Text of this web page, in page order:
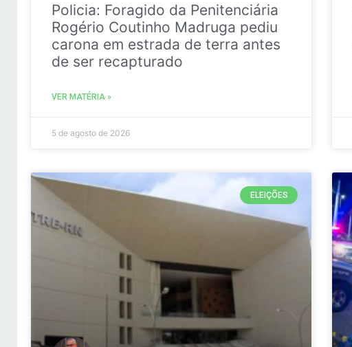
Policia: Foragido da Penitenciária
Rogério Coutinho Madruga pediu
carona em estrada de terra antes
de ser recapturado
VER MATÉRIA »
5 de agosto de 2026
ELEIÇÕES